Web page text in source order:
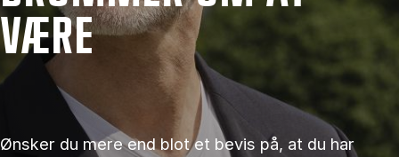
VÆRE
Ønsker du mere end blot et bevis på, at du har